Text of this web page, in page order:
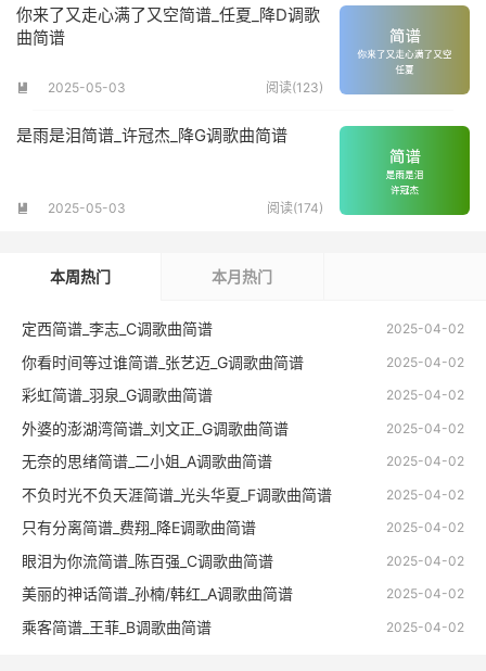
你来了又走心满了又空简谱_任夏_降D调歌
曲简谱
 2025-05-03 阅读(123)
是雨是泪简谱_许冠杰_降G调歌曲简谱
 2025-05-03 阅读(174)
本周热门 本月热门
2025-04-02
定西简谱_李志_C调歌曲简谱
2025-04-02
你看时间等过谁简谱_张艺迈_G调歌曲简谱
2025-04-02
彩虹简谱_羽泉_G调歌曲简谱
2025-04-02
外婆的澎湖湾简谱_刘文正_G调歌曲简谱
2025-04-02
无奈的思绪简谱_二小姐_A调歌曲简谱
2025-04-02
不负时光不负天涯简谱_光头华夏_F调歌曲简谱
2025-04-02
只有分离简谱_费翔_降E调歌曲简谱
2025-04-02
眼泪为你流简谱_陈百强_C调歌曲简谱
2025-04-02
美丽的神话简谱_孙楠/韩红_A调歌曲简谱
2025-04-02
乘客简谱_王菲_B调歌曲简谱